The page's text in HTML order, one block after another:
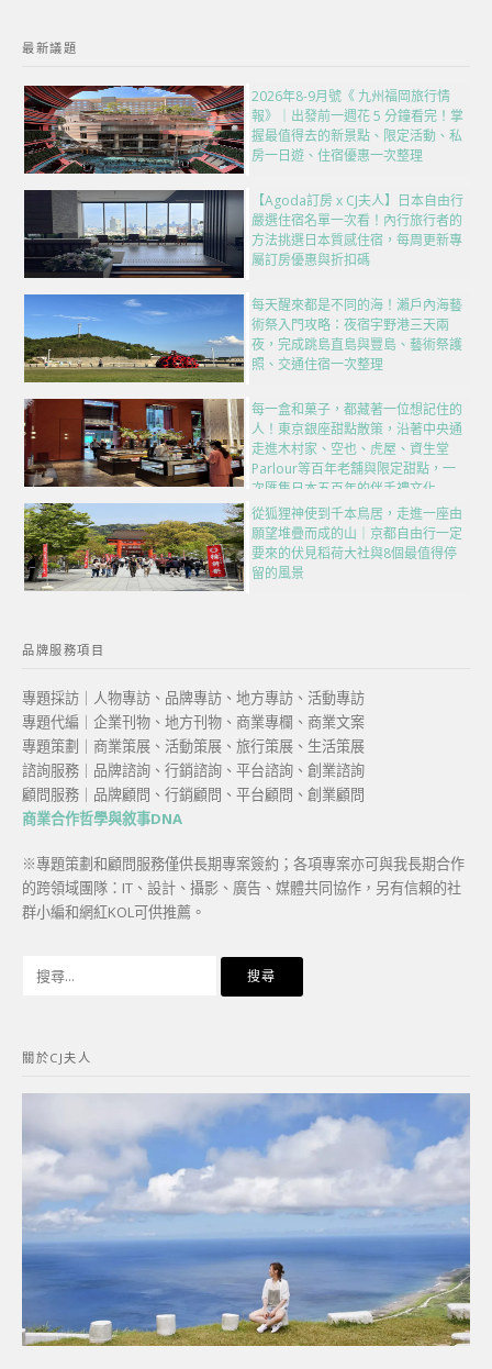
最新議題
2026年8-9月號《 九州福岡旅行情
報》｜出發前一週花 5 分鐘看完！掌
握最值得去的新景點、限定活動、私
房一日遊、住宿優惠一次整理
【Agoda訂房 x CJ夫人】日本自由行
嚴選住宿名單一次看！內行旅行者的
方法挑選日本質感住宿，每周更新專
屬訂房優惠與折扣碼
每天醒來都是不同的海！瀨戶內海藝
術祭入門攻略：夜宿宇野港三天兩
夜，完成跳島直島與豐島、藝術祭護
照、交通住宿一次整理
每一盒和菓子，都藏著一位想記住的
人！東京銀座甜點散策，沿著中央通
走進木村家、空也、虎屋、資生堂
Parlour等百年老舖與限定甜點，一
次匯集日本五百年的伴手禮文化
從狐狸神使到千本鳥居，走進一座由
願望堆疊而成的山｜京都自由行一定
要來的伏見稻荷大社與8個最值得停
留的風景
品牌服務項目
專題採訪｜人物專訪、品牌專訪、地方專訪、活動專訪
專題代編｜企業刊物、地方刊物、商業專欄、商業文案
專題策劃｜商業策展、活動策展、旅行策展、生活策展
諮詢服務｜品牌諮詢、行銷諮詢、平台諮詢、創業諮詢
顧問服務｜品牌顧問、行銷顧問、平台顧問、創業顧問
商業合作哲學與敘事DNA
※專題策劃和顧問服務僅供長期專案簽約；各項專案亦可與我長期合作
的跨領域團隊：IT、設計、攝影、廣告、媒體共同協作，另有信賴的社
群小編和網紅KOL可供推薦。
字:
關於CJ夫人